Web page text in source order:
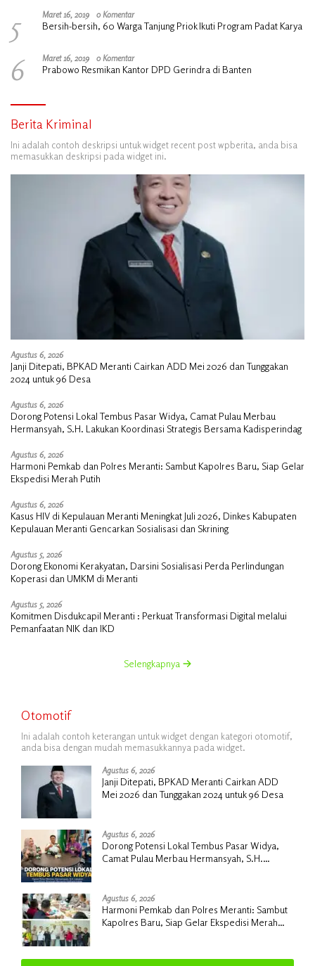
5 Maret 16, 2019 0 Komentar
Bersih-bersih, 60 Warga Tanjung Priok Ikuti Program Padat Karya
6 Maret 16, 2019 0 Komentar
Prabowo Resmikan Kantor DPD Gerindra di Banten
Berita Kriminal
Ini adalah contoh deskripsi untuk widget recent post wpberita, anda bisa
memasukkan deskripsi pada widget ini.
Agustus 6, 2026
Janji Ditepati, BPKAD Meranti Cairkan ADD Mei 2026 dan Tunggakan
2024 untuk 96 Desa
Agustus 6, 2026
Dorong Potensi Lokal Tembus Pasar Widya, Camat Pulau Merbau
Hermansyah, S.H. Lakukan Koordinasi Strategis Bersama Kadisperindag
Agustus 6, 2026
Harmoni Pemkab dan Polres Meranti: Sambut Kapolres Baru, Siap Gelar
Ekspedisi Merah Putih
Agustus 6, 2026
Kasus HIV di Kepulauan Meranti Meningkat Juli 2026, Dinkes Kabupaten
Kepulauan Meranti Gencarkan Sosialisasi dan Skrining
Agustus 5, 2026
Dorong Ekonomi Kerakyatan, Darsini Sosialisasi Perda Perlindungan
Koperasi dan UMKM di Meranti
Agustus 5, 2026
Komitmen Disdukcapil Meranti : Perkuat Transformasi Digital melalui
Pemanfaatan NIK dan IKD
Selengkapnya
Otomotif
Ini adalah contoh keterangan untuk widget dengan kategori otomotif,
anda bisa dengan mudah memasukkannya pada widget.
Agustus 6, 2026
Janji Ditepati, BPKAD Meranti Cairkan ADD
Mei 2026 dan Tunggakan 2024 untuk 96 Desa
Agustus 6, 2026
Dorong Potensi Lokal Tembus Pasar Widya,
Camat Pulau Merbau Hermansyah, S.H.
Agustus 6, 2026
Harmoni Pemkab dan Polres Meranti: Sambut
Kapolres Baru, Siap Gelar Ekspedisi Merah